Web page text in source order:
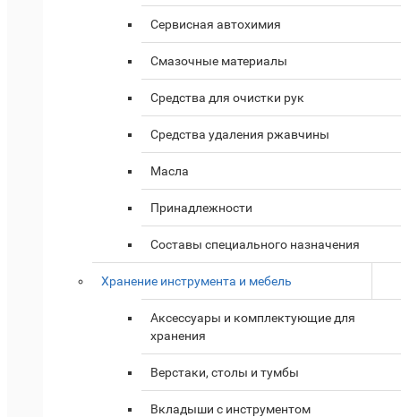
Сервисная автохимия
Смазочные материалы
Средства для очистки рук
Средства удаления ржавчины
Масла
Принадлежности
Составы специального назначения
Хранение инструмента и мебель
Аксессуары и комплектующие для
хранения
Верстаки, столы и тумбы
Вкладыши с инструментом